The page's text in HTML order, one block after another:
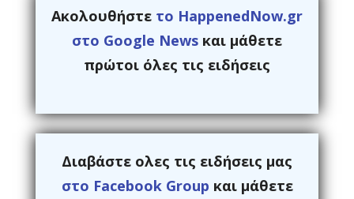
Ακολουθήστε το HappenedNow.gr
στο Google News και μάθετε
πρώτοι όλες τις ειδήσεις
Διαβάστε ολες τις ειδήσεις μας
στο Facebook Group και μάθετε